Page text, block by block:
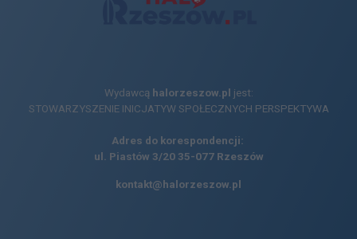
Wydawcą halorzeszow.pl jest:
STOWARZYSZENIE INICJATYW SPOŁECZNYCH PERSPEKTYWA
Adres do korespondencji:
ul. Piastów 3/20 35-077 Rzeszów
kontakt@halorzeszow.pl